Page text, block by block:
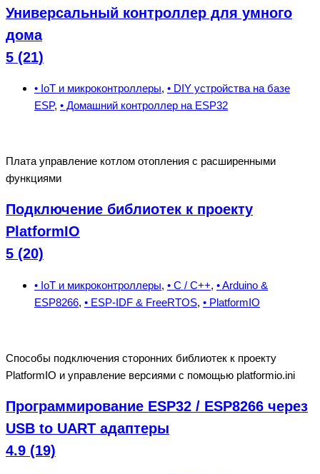
Универсальный контроллер для умного
дома
5 (21)
• IoT и микроконтроллеры, • DIY устройства на базе
ESP, • Домашний контроллер на ESP32
Плата управление котлом отопления с расширенными
функциями
Подключение библиотек к проекту
PlatformIO
5 (20)
• IoT и микроконтроллеры, • C / C++, • Arduino &
ESP8266, • ESP-IDF & FreeRTOS, • PlatformIO
Способы подключения сторонних библиотек к проекту
PlatformIO и управление версиями с помощью platformio.ini
Программирование ESP32 / ESP8266 через
USB to UART адаптеры
4.9 (19)